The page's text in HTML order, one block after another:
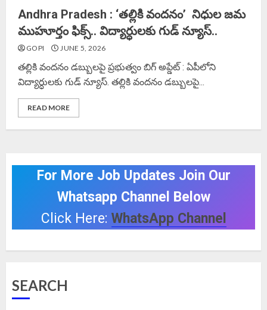
Andhra Pradesh : ‘తల్లికి వందనం’ నిధుల జమ
ముహూర్తం ఫిక్స్.. విద్యార్ధులకు గుడ్ న్యూస్..
GOPI JUNE 5, 2026
తల్లికి వందనం డబ్బులపై ప్రభుత్వం బిగ్ అప్డేట్ : ఏపీలోని
విద్యార్ధులకు గుడ్ న్యూస్. తల్లికి వందనం డబ్బులపై...
READ MORE
For More Job Updates Join Our
Whatsapp Channel Below
Click Here: WhatsApp Channel
SEARCH